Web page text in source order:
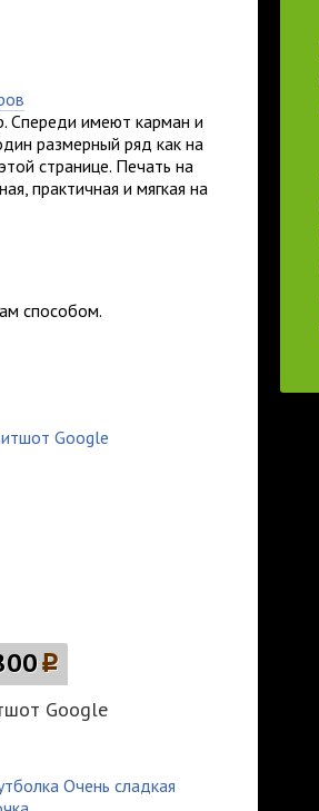
Спереди имеют карман и
размерный ряд как на
странице. Печать на
практичная и мягкая на
способом.
p
Google